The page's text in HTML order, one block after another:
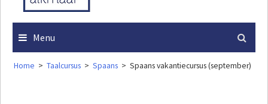
Menu
Home > Taalcursus > Spaans > Spaans vakantiecursus (september)